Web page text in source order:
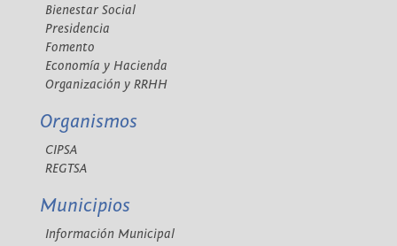
Bienestar Social
Presidencia
Fomento
Economía y Hacienda
Organización y RRHH
Organismos
CIPSA
REGTSA
Municipios
Información Municipal